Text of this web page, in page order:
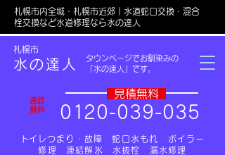
札幌市内全域・札幌市近郊｜水道蛇口交換・混合
栓交換など水道修理なら水の達人
​札幌市
水の達人
タウンページでお馴染みの
「水の達人」です。
​見積無料
通話
無料
0 1 20-039-035
​トイレつまり・故障 蛇口水もれ ボイラー
修理 凍結解氷 水抜栓 漏水修理